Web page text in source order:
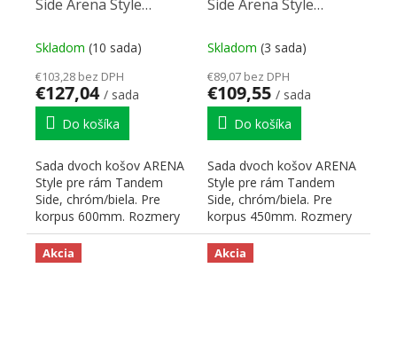
Side Arena Style
Skladom (10 sada)
€103,28 bez DPH
€127,04 / sada
Do košíka
Sada dvoch košov ARENA
Style pre rám Tandem
Side, chróm/biela. Pre
korpus 600mm. Rozmery
koša: šírka: 472 mm,
výška...
Side Arena Style
Skladom (3 sada)
€89,07 bez DPH
€109,55 / sada
Do košíka
Sada dvoch košov ARENA
Style pre rám Tandem
Side, chróm/biela. Pre
korpus 450mm. Rozmery
koša: šírka: 322 mm,
výška...
Akcia Akcia